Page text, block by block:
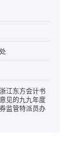
江东方会计书
见的九九年度
监管特派员办